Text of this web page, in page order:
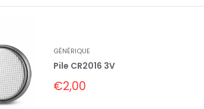
GÉNÉRIQUE
Pile CR2016 3V
Prix
réduit
€2,00